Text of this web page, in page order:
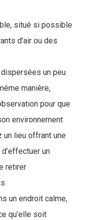
situé si possible
d’air ou des
un peu
manière,
pour que
environnement
un lieu offrant une
un
retirer
un endroit calme,
qu’elle soit